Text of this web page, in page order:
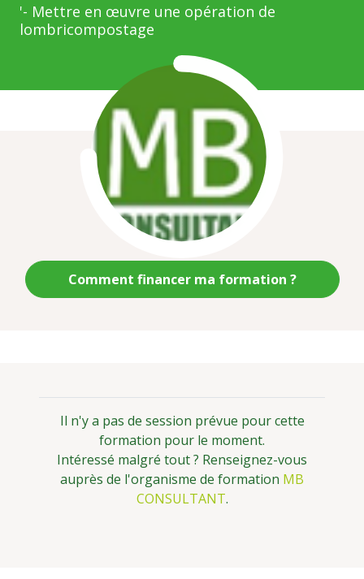
'- Mettre en œuvre une opération de
lombricompostage
Illustration
Comment financer ma formation ?
Il n'y a pas de session prévue pour cette
formation pour le moment.
Intéressé malgré tout ? Renseignez-vous
auprès de l'organisme de formation MB
CONSULTANT.